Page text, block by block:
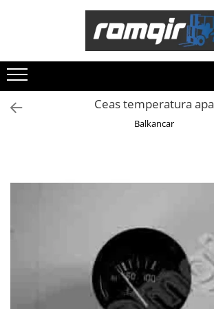
Piese Motor
Piese Motor D 2500
Piese Motor D 3900
Butuci Balkancar
Piese Grup Diferențial
Piese Punte Față Motostivuitor
Planetare Balkancar
Sistem Alimentare Balkancar
Ceas temperatura apa
Balkancar